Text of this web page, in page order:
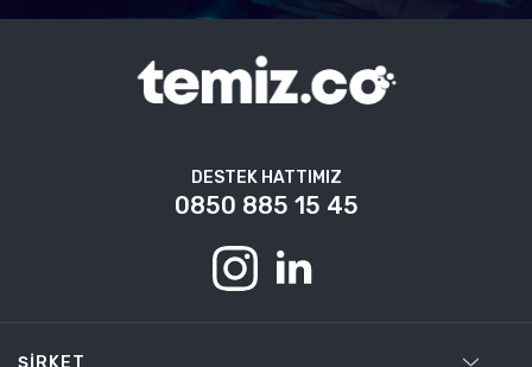
DESTEK HATTIMIZ
0850 885 15 45